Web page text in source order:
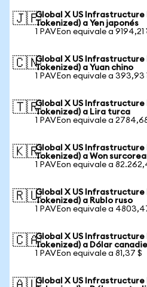
🇯🇵Global X US Infrastructure
Tokenized) a Yen japonés
1 PAVEon equivale a 9194,21
🇨🇳Global X US Infrastructure
Tokenized) a Yuan chino
1 PAVEon equivale a 393,93
🇹🇷Global X US Infrastructure
Tokenized) a Lira turca
1 PAVEon equivale a
🇰🇷Global X US Infrastructure
Tokenized) a Won
1 PAVEon equivale a
🇷🇺Global X US Infrastructure
Tokenized) a Rublo ruso
1 PAVEon equivale a
🇨🇦Global X US Infrastructure
Tokenized) a Dólar
1 PAVEon equivale a 81,37 $
Global X US Infrastructure